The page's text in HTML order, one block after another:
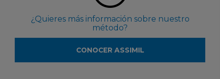
¿Quieres más información sobre nuestro
método?
CONOCER ASSIMIL